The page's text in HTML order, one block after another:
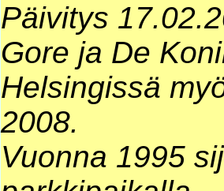
Päivitys
Gore ja De
Helsingissä
2008.
Vuonna 1995